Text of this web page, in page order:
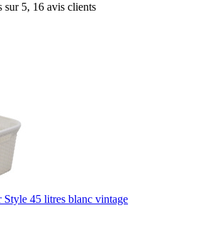
sur 5, 16 avis clients
Style 45 litres blanc vintage